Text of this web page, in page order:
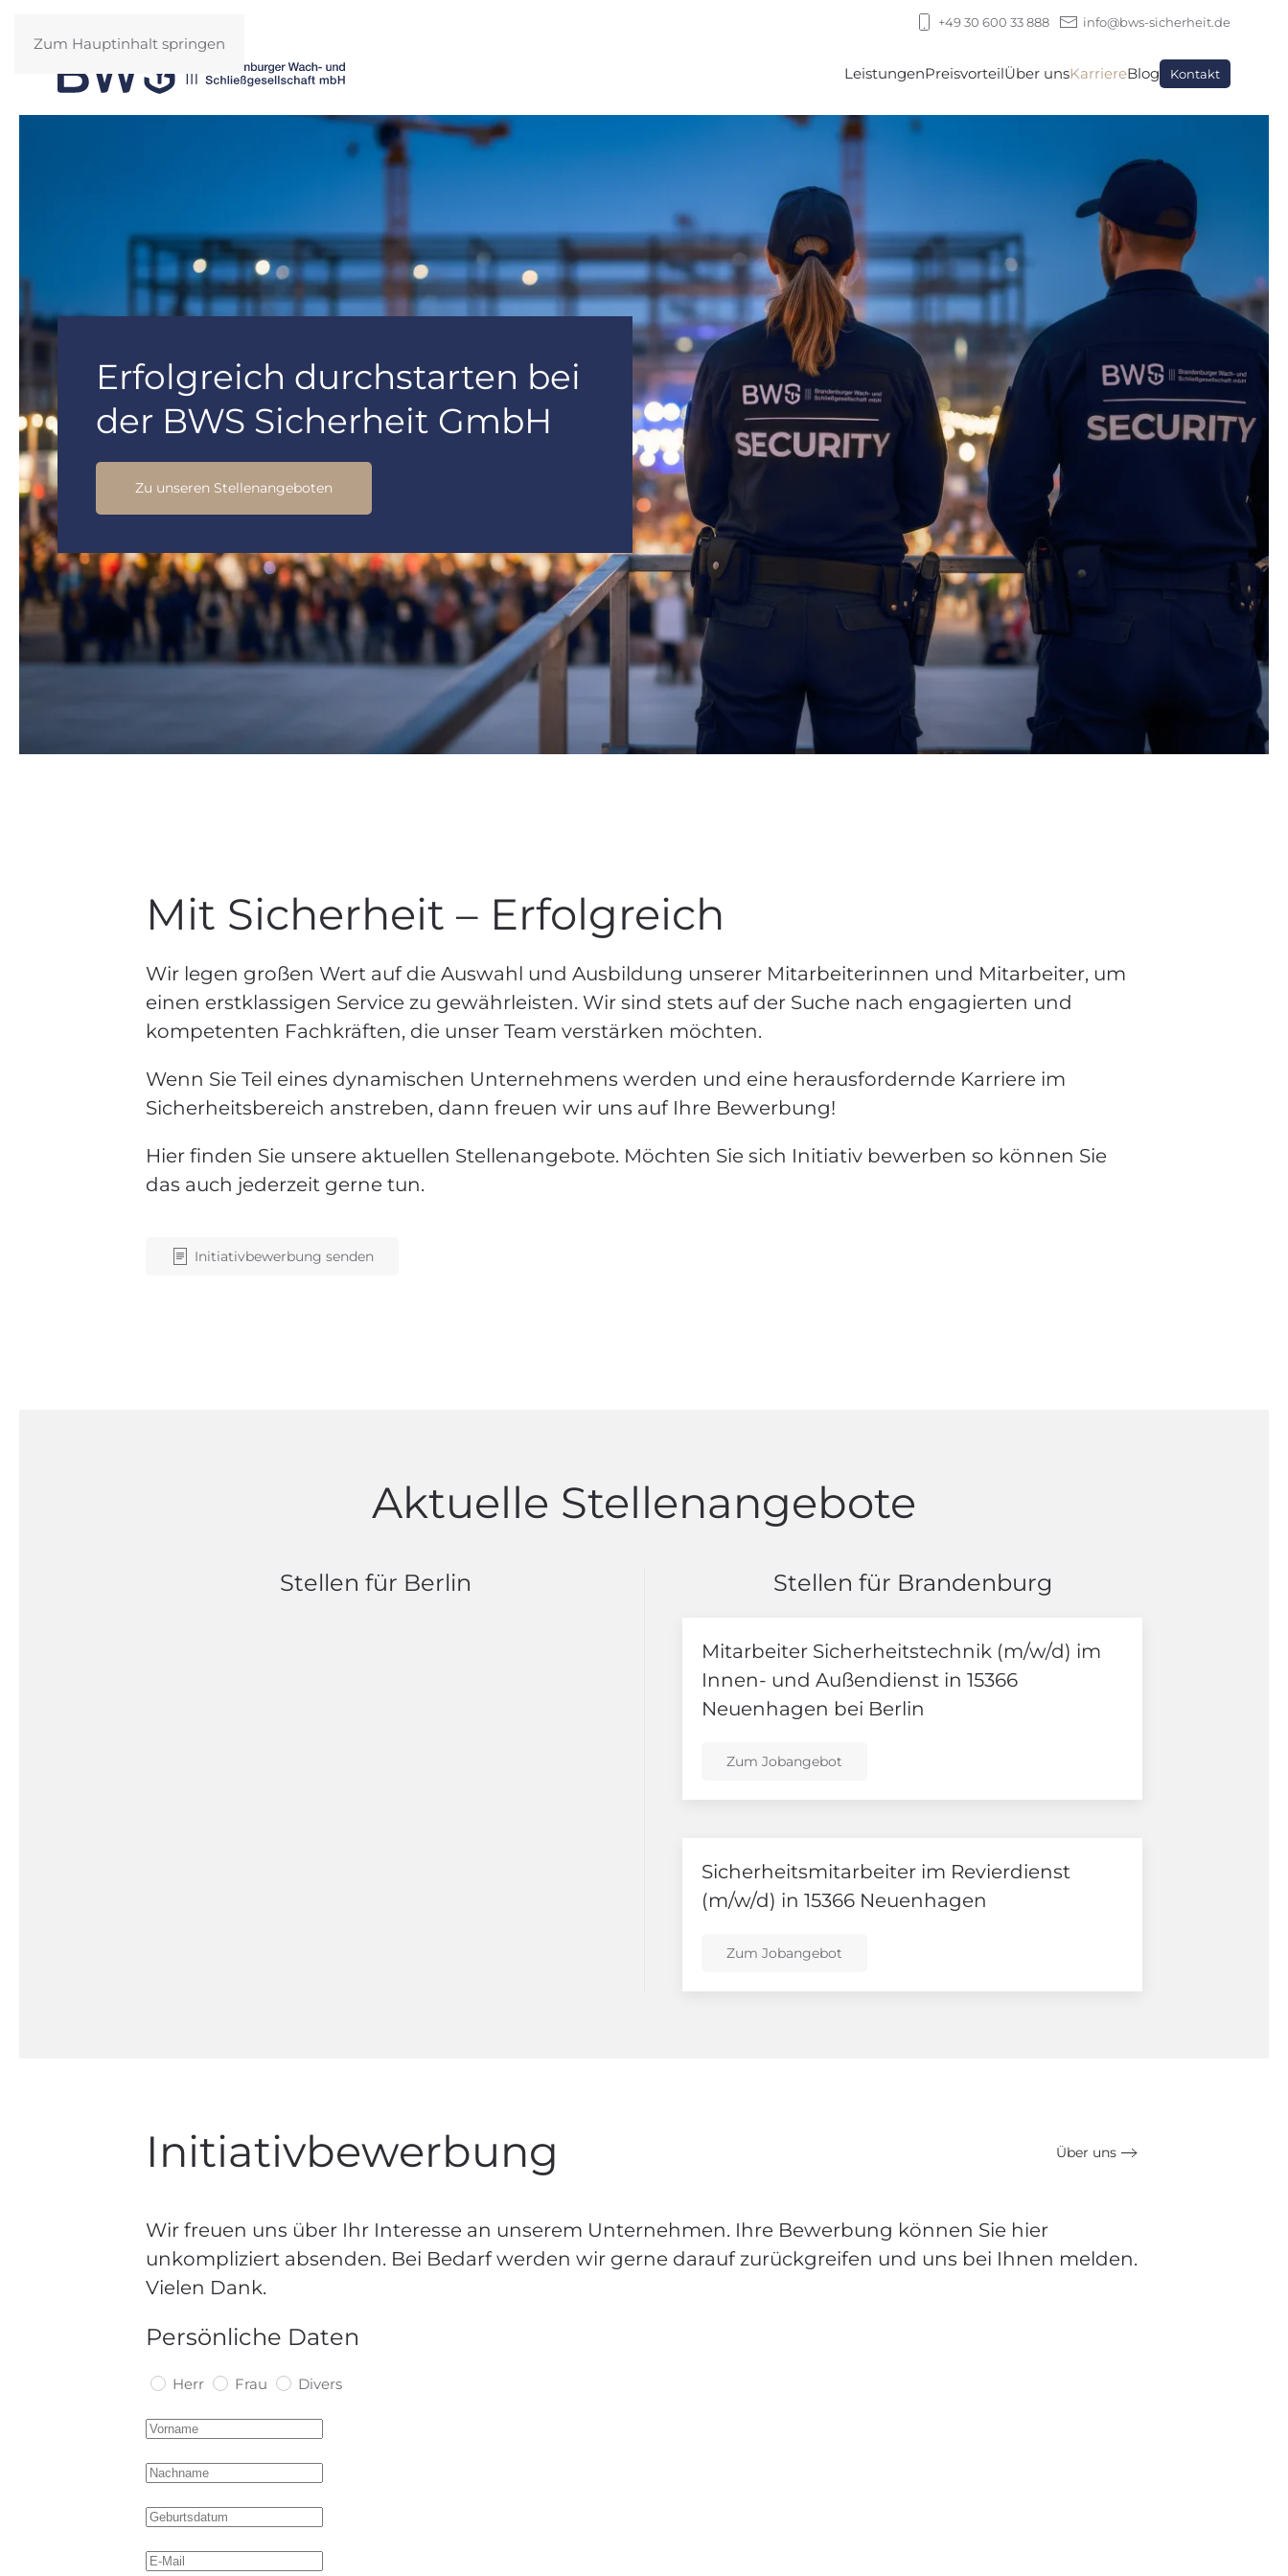
Zum Hauptinhalt springen
+49 30 600 33 888 info@bws-sicherheit.de
LeistungenPreisvorteilÜber unsKarriereBlog Kontakt
Erfolgreich durchstarten bei
der BWS Sicherheit GmbH
Zu unseren Stellenangeboten
Mit Sicherheit – Erfolgreich
Wir legen großen Wert auf die Auswahl und Ausbildung unserer Mitarbeiterinnen und Mitarbeiter, um
einen erstklassigen Service zu gewährleisten. Wir sind stets auf der Suche nach engagierten und
kompetenten Fachkräften, die unser Team verstärken möchten.
Wenn Sie Teil eines dynamischen Unternehmens werden und eine herausfordernde Karriere im
Sicherheitsbereich anstreben, dann freuen wir uns auf Ihre Bewerbung!
Hier finden Sie unsere aktuellen Stellenangebote. Möchten Sie sich Initiativ bewerben so können Sie
das auch jederzeit gerne tun.
Initiativbewerbung senden
Aktuelle Stellenangebote
Stellen für Berlin Stellen für Brandenburg
Mitarbeiter Sicherheitstechnik (m/w/d) im
Innen- und Außendienst in 15366
Neuenhagen bei Berlin
Zum Jobangebot
Sicherheitsmitarbeiter im Revierdienst
(m/w/d) in 15366 Neuenhagen
Zum Jobangebot
Initiativbewerbung Über uns
Wir freuen uns über Ihr Interesse an unserem Unternehmen. Ihre Bewerbung können Sie hier
unkompliziert absenden. Bei Bedarf werden wir gerne darauf zurückgreifen und uns bei Ihnen melden.
Vielen Dank.
Persönliche Daten
Herr Frau Divers